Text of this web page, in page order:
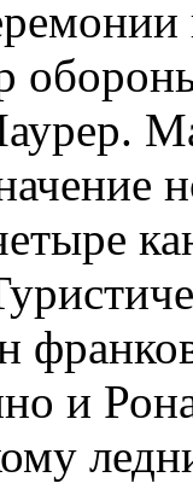
и